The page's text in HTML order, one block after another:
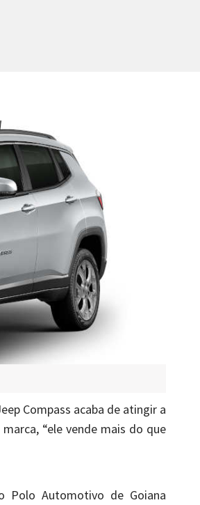
Compass acaba de atingir a
“ele vende mais do que
Automotivo de Goiana